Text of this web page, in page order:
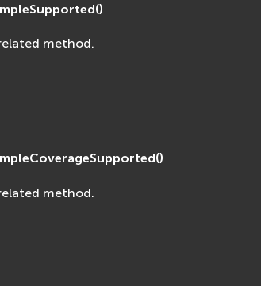
()
method.
()
method.